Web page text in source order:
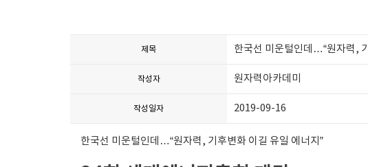
제목 한국선 미운털인데…“원자력,
작성자 원자력아카데미
작성일자 2019-09-16
한국선 미운털인데…“원자력, 기후변화 이길 유일 에너지”